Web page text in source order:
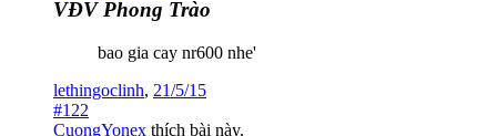
VĐV Phong Trào
bao gia cay nr600 nhe'
lethingoclinh, 21/5/15
#122
CuongYonex thích bài này.